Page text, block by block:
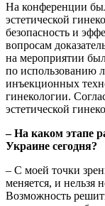
На конференции
эстетической
безопасность и
вопросам
на мероприятии
по использованию
инъекционных
гинекологии.
эстетической
– На каком этапе
Украине сегодня?
– С моей точки
меняется, и нельзя
Возможность